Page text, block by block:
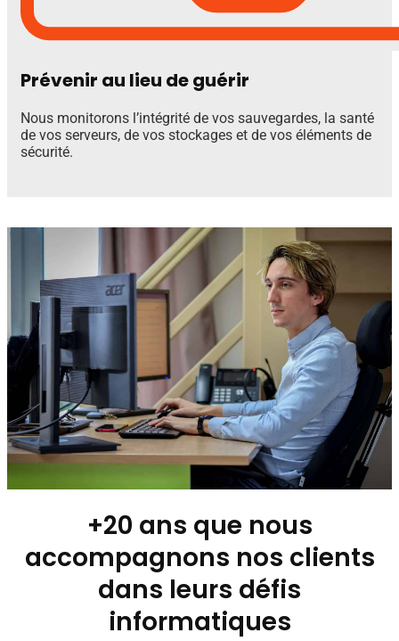
Prévenir au lieu de guérir
Nous monitorons l’intégrité de vos sauvegardes, la santé
de vos serveurs, de vos stockages et de vos éléments de
sécurité.
+20 ans que nous
accompagnons nos clients
dans leurs défis
informatiques